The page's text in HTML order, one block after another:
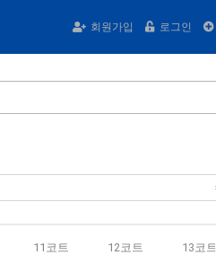
회원가입 로그인
11코트 12코트 13코트